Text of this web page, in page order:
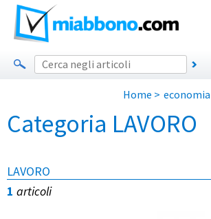
Home >
Categoria LAVORO
LAVORO
1 articoli